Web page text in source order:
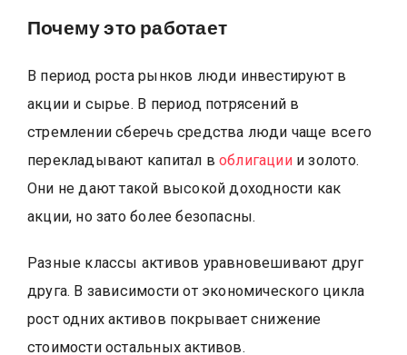
Почему это работает
В период роста рынков люди инвестируют в
акции и сырье. В период потрясений в
стремлении сберечь средства люди чаще всего
перекладывают капитал в облигациии золото.
Они не дают такой высокой доходности как
акции, но зато более безопасны.
Разные классы активов уравновешивают друг
друга. В зависимости от экономического цикла
рост одних активов покрывает снижение
стоимости остальных активов.